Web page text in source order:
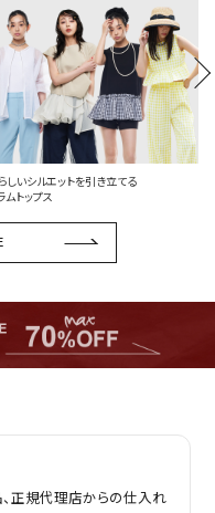
しいシルエットを引き立てる
ムトップス
正規代理店からの仕入れ